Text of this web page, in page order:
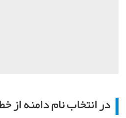
در انتخاب نام دامنه از